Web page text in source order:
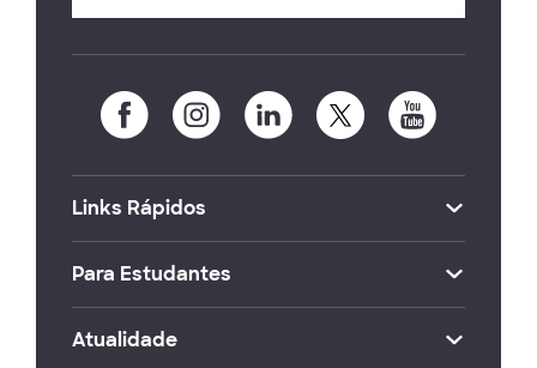
Links Rápidos
Para Estudantes
Atualidade